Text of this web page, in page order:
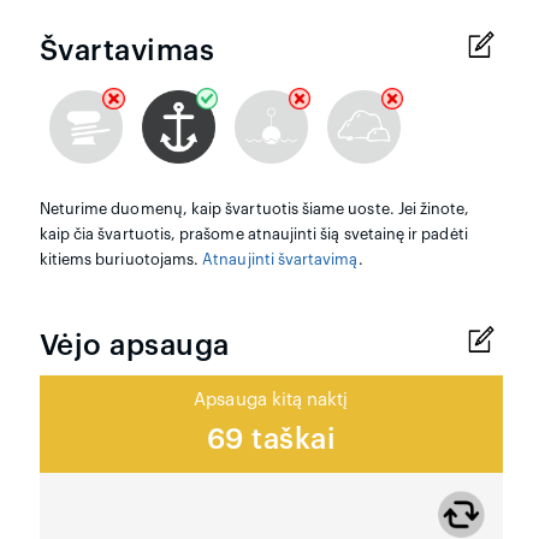
Švartavimas
Neturime duomenų, kaip švartuotis šiame uoste. Jei žinote,
kaip čia švartuotis, prašome atnaujinti šią svetainę ir padėti
kitiems buriuotojams. Atnaujinti švartavimą .
Vėjo apsauga
Apsauga kitą naktį
69 taškai